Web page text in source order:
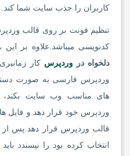
کاربران را جذب سایت شما کند.
تنظیم فونت بر روی قالب
کدنویسی میباشد.علاوه بر این
دلخواه در وردپرس کار
وردپرس فارسی به صورت
های مناسب وب سایت
وردپرس خود قرار دهد و فایل
قالب وردپرس قرار دهد.پس از
انتخاب کرده بود را نپسندد